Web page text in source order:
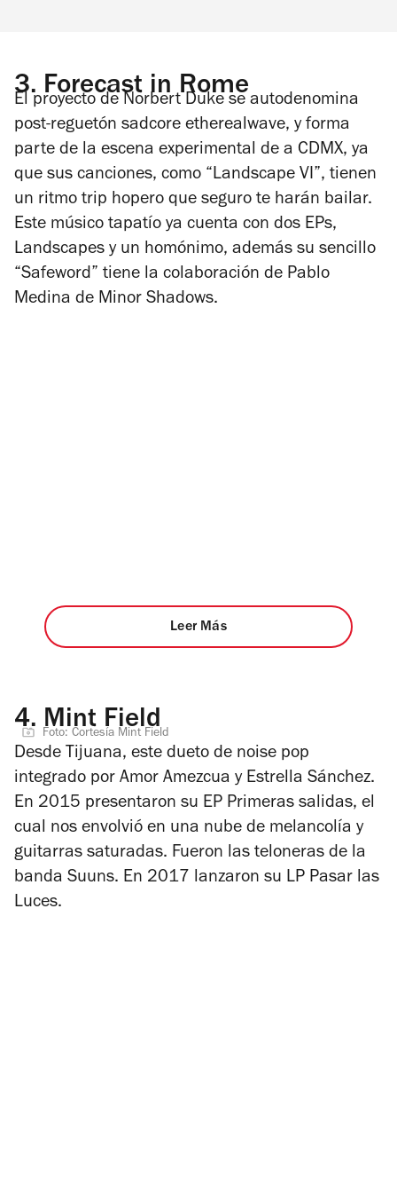
3. Forecast in Rome
El proyecto de Norbert Duke se autodenomina
post-reguetón sadcore etherealwave, y forma
parte de la escena experimental de a CDMX, ya
que sus canciones, como “Landscape VI”, tienen
un ritmo trip hopero que seguro te harán bailar.
Este músico tapatío ya cuenta con dos EPs,
Landscapes y un homónimo, además su sencillo
“Safeword” tiene la colaboración de Pablo
Medina de Minor Shadows.
Leer Más
4. Mint Field
Foto: Cortesía Mint Field
Desde Tijuana, este dueto de noise pop
integrado por Amor Amezcua y Estrella Sánchez.
En 2015 presentaron su EP Primeras salidas, el
cual nos envolvió en una nube de melancolía y
guitarras saturadas. Fueron las teloneras de la
banda Suuns. En 2017 lanzaron su LP Pasar las
Luces.